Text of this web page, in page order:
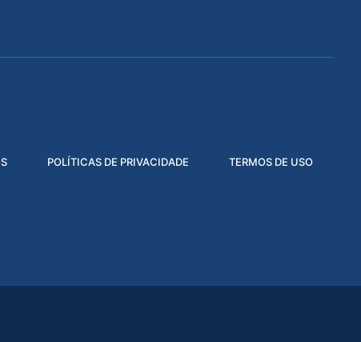
POLÍTICAS DE PRIVACIDADE TERMOS DE USO